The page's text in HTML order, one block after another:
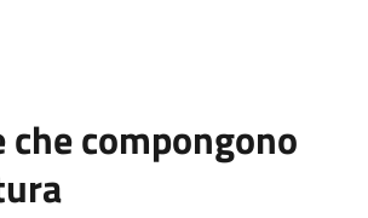
che compongono